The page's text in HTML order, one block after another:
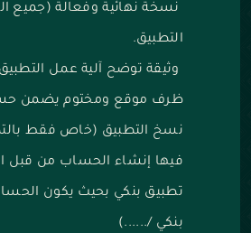
نسخة نهائية وفعالة (جميع
التطبيق.
وثيقة توضح آلية عمل التطبيق
ظرف موقع ومختوم يضمن
نسخ التطبيق (خاص فقط
فيها إنشاء الحساب من قبل
تطبيق بنكي بحيث يكون
بنكي /......)